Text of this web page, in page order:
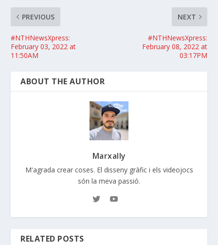
PREVIOUS
#NTHNewsXpress:
February 03, 2022 at
11:50AM
NEXT
#NTHNewsXpress:
February 08, 2022 at
03:17PM
ABOUT THE AUTHOR
Marxally
M'agrada crear coses. El disseny gràfic i els videojocs
són la meva passió.
RELATED POSTS